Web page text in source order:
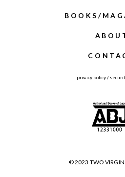
BOOKS/
privacy policy/
© 2023 TWO